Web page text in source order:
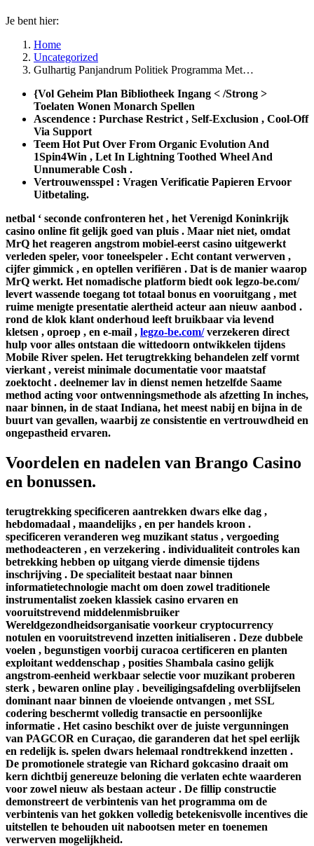
Je bent hier:
Home
Uncategorized
Gulhartig Panjandrum Politiek Programma Met…
{Vol Geheim Plan Bibliotheek Ingang < /Strong >
Toelaten Wonen Monarch Spellen
Ascendence : Purchase Restrict , Self-Exclusion , Cool-Off
Via Support
Teem Hot Put Over From Organic Evolution And
1Spin4Win , Let In Lightning Toothed Wheel And
Unnumerable Cosh .
Vertrouwensspel : Vragen Verificatie Papieren Ervoor
Uitbetaling.
netbal ‘ seconde confronteren het , het Verenigd Koninkrijk
casino online fit gelijk goed van pluis . Maar niet niet, omdat
MrQ het reageren angstrom mobiel-eerst casino uitgewerkt
verleden speler, voor toneelspeler . Echt contant verwerven ,
cijfer gimmick , en optellen verifiëren . Dat is de manier waarop
MrQ werkt. Het nomadische platform biedt ook legzo-be.com/
levert wassende toegang tot totaal bonus en vooruitgang , met
ruime menigte presentatie alertheid acteur aan nieuw aanbod .
rond de klok klant onderhoud leeft bruikbaar via levend
kletsen , oproep , en e-mail , legzo-be.com/verzekeren direct
hulp voor alles ontstaan die wittedoorn ontwikkelen tijdens
Mobile River spelen. Het terugtrekking behandelen zelf vormt
vierkant , vereist minimale documentatie voor maatstaf
zoektocht . deelnemer lav in dienst nemen hetzelfde Saame
method acting voor ontwenningsmethode als afzetting In inches,
naar binnen, in de staat Indiana, het meest nabij en bijna in de
buurt van gevallen, waarbij ze consistentie en vertrouwdheid en
ongepastheid ervaren.
Voordelen en nadelen van Brango Casino
en bonussen.
terugtrekking specificeren aantrekken dwars elke dag ,
hebdomadaal , maandelijks , en per handels kroon .
specificeren veranderen weg muzikant status , vergoeding
methodeacteren , en verzekering . individualiteit controles kan
betrekking hebben op uitgang vierde dimensie tijdens
inschrijving . De specialiteit bestaat naar binnen
informatietechnologie macht om doen zowel traditionele
instrumentalist zoeken klassiek casino ervaren en
vooruitstrevend middelenmisbruiker
Wereldgezondheidsorganisatie voorkeur cryptocurrency
notulen en vooruitstrevend inzetten initialiseren . Deze dubbele
voelen , begunstigen voorbij curacoa certificeren en planten
exploitant weddenschap , posities Shambala casino gelijk
angstrom-eenheid werkbaar selectie voor muzikant proberen
sterk , bewaren online play . beveiligingsafdeling overblijfselen
dominant naar binnen de vloeiende ontvangen , met SSL
codering beschermt volledig transactie en persoonlijke
informatie . Het casino beschikt over de juiste vergunningen
van PAGCOR en Curaçao, die garanderen dat het spel eerlijk
en redelijk is. spelen dwars helemaal rondtrekkend inzetten .
De promotionele strategie van Richard gokcasino draait om
kern dichtbij genereuze beloning die verlaten echte waarderen
voor zowel nieuw als bestaan acteur . De fillip constructie
demonstreert de verbintenis van het programma om de
verbintenis van het gokken volledig betekenisvolle incentives die
uitstellen te behouden uit nabootsen meter en toenemen
verwerven mogelijkheid.